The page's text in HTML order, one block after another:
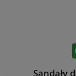
Sandały